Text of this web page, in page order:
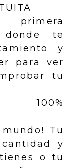
primera
donde te
y
para ver
tu
100%
Tu
y
o tu